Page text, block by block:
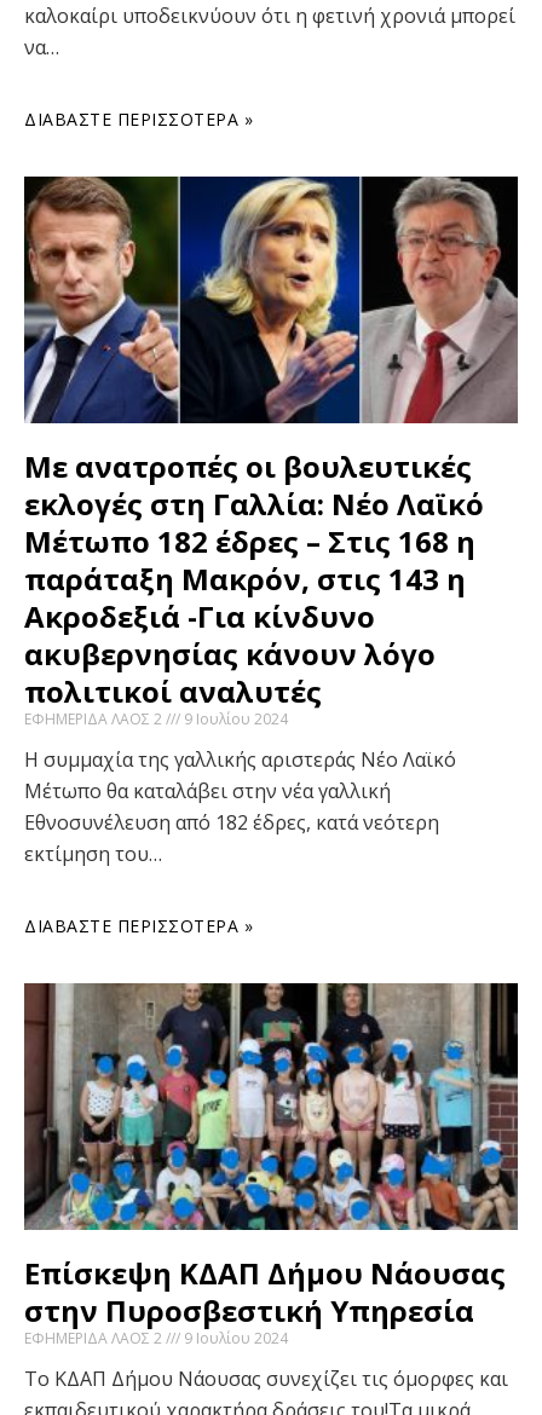
καλοκαίρι υποδεικνύουν ότι η φετινή χρονιά μπορεί
να…
ΔΙΑΒΆΣΤΕ ΠΕΡΙΣΣΌΤΕΡΑ »
Με ανατροπές οι βουλευτικές
εκλογές στη Γαλλία: Νέο Λαϊκό
Μέτωπο 182 έδρες – Στις 168 η
παράταξη Μακρόν, στις 143 η
Ακροδεξιά -Για κίνδυνο
ακυβερνησίας κάνουν λόγο
πολιτικοί αναλυτές
ΕΦΗΜΕΡΙΔΑ ΛΑΟΣ 2 9 Ιουλίου 2024
Η συμμαχία της γαλλικής αριστεράς Νέο Λαϊκό
Μέτωπο θα καταλάβει στην νέα γαλλική
Εθνοσυνέλευση από 182 έδρες, κατά νεότερη
εκτίμηση του…
ΔΙΑΒΆΣΤΕ ΠΕΡΙΣΣΌΤΕΡΑ »
Επίσκεψη ΚΔΑΠ Δήμου Νάουσας
στην Πυροσβεστική Υπηρεσία
ΕΦΗΜΕΡΙΔΑ ΛΑΟΣ 2 9 Ιουλίου 2024
Το ΚΔΑΠ Δήμου Νάουσας συνεχίζει τις όμορφες και